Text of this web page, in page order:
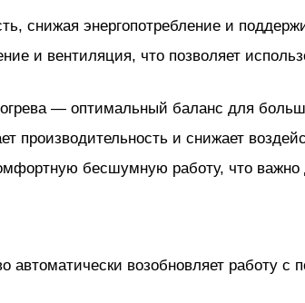
снижая энергопотребление и
и вентиляция, что позволяет
— оптимальный баланс для
производительность и снижает
бесшумную работу, что
автоматически возобновляет работу